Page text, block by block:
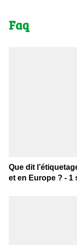
Faq
Que dit
et en Europe ? - 1